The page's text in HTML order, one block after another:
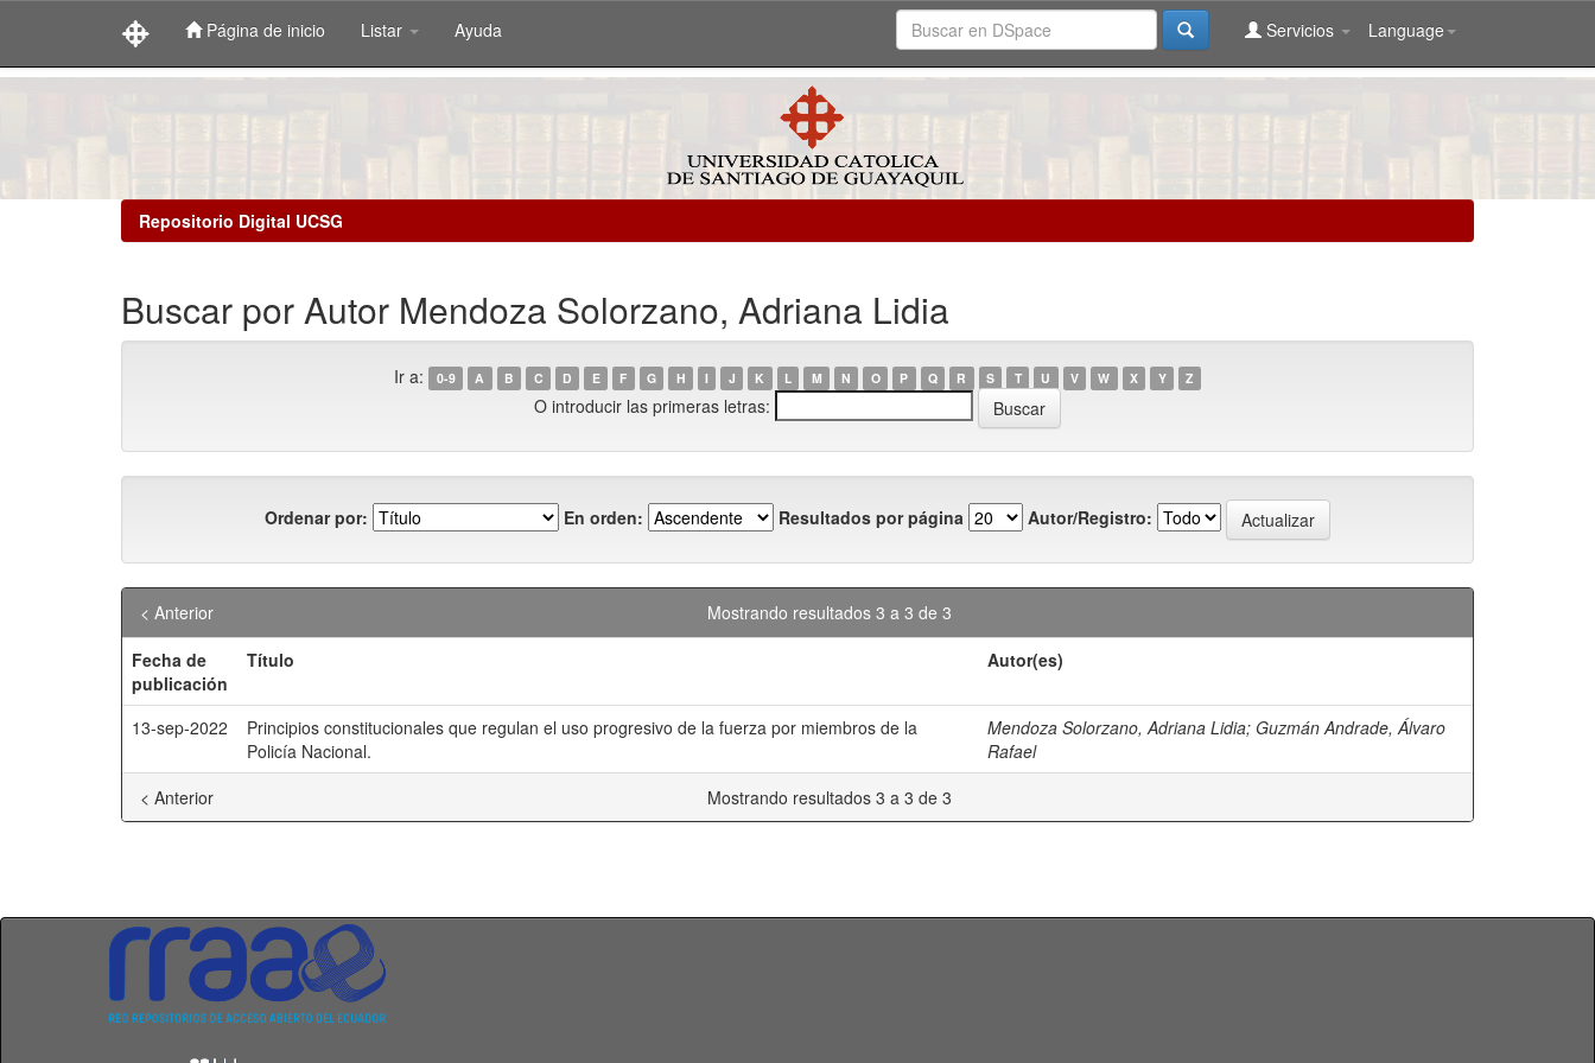
Página de inicio Listar Ayuda Language
Servicios
Repositorio Digital UCSG
Buscar por Autor Mendoza Solorzano, Adriana Lidia
Ir a: 0-9 A B C D E F G H I J K L M N O P Q R S T U V W X Y Z
O introducir las primeras letras:
Ordenar por: En orden: Resultados por página Autor/Registro:
Mostrando resultados 3 a 3 de 3
< Anterior
Fecha de
publicación
Título Autor(es)
13-sep-2022
Principios constitucionales que regulan el uso progresivo de la fuerza por miembros de la
Policía Nacional.
Mendoza Solorzano, Adriana Lidia; Guzmán Andrade, Álvaro
Rafael
Mostrando resultados 3 a 3 de 3
< Anterior